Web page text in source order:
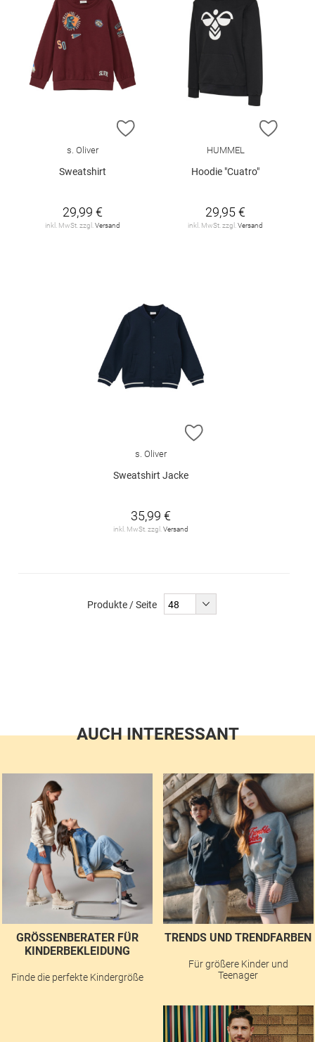
ZUR WUNSCHLISTE HINZUFÜGEN
s. Oliver
Sweatshirt
29,99 €
inkl. MwSt. zzgl. Versand
ZUR
HUMMEL
Hoodie "Cuatro"
29,95 €
inkl. MwSt. zzgl. Versand
ZUR WUNSCHLISTE
s. Oliver
Sweatshirt Jacke
35,99 €
inkl. MwSt. zzgl.Versand
Produkte / Seite
AUCH INTERESSANT
GRÖSSENBERATER FÜR K
INDERBEKLEIDUNG
Finde die perfekte Kindergröße
TRENDS UND TRENDFARBEN
Für größere Kinder und
Teenager